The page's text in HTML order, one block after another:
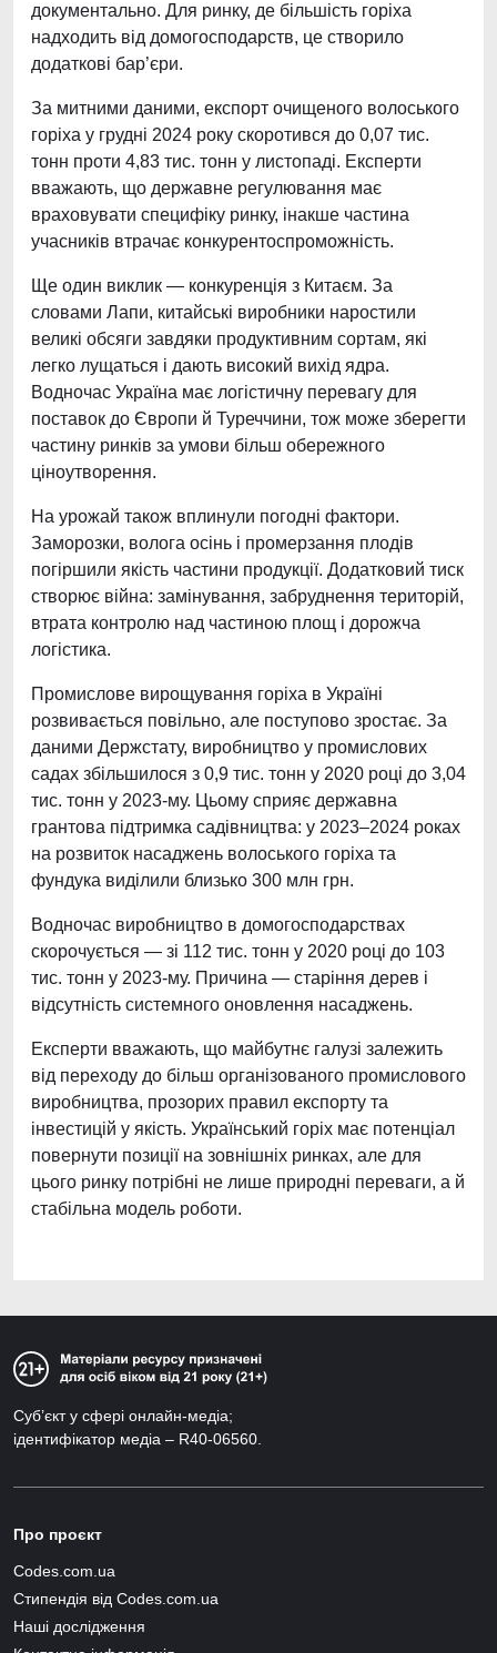
документально. Для ринку, де більшість горіха
надходить від домогосподарств, це створило
додаткові бар’єри.
За митними даними, експорт очищеного волоського
горіха у грудні 2024 року скоротився до 0,07 тис.
тонн проти 4,83 тис. тонн у листопаді. Експерти
вважають, що державне регулювання має
враховувати специфіку ринку, інакше частина
учасників втрачає конкурентоспроможність.
Ще один виклик — конкуренція з Китаєм. За
словами Лапи, китайські виробники наростили
великі обсяги завдяки продуктивним сортам, які
легко лущаться і дають високий вихід ядра.
Водночас Україна має логістичну перевагу для
поставок до Європи й Туреччини, тож може зберегти
частину ринків за умови більш обережного
ціноутворення.
На урожай також вплинули погодні фактори.
Заморозки, волога осінь і промерзання плодів
погіршили якість частини продукції. Додатковий тиск
створює війна: замінування, забруднення територій,
втрата контролю над частиною площ і дорожча
логістика.
Промислове вирощування горіха в Україні
розвивається повільно, але поступово зростає. За
даними Держстату, виробництво у промислових
садах збільшилося з 0,9 тис. тонн у 2020 році до 3,04
тис. тонн у 2023-му. Цьому сприяє державна
грантова підтримка садівництва: у 2023–2024 роках
на розвиток насаджень волоського горіха та
фундука виділили близько 300 млн грн.
Водночас виробництво в домогосподарствах
скорочується — зі 112 тис. тонн у 2020 році до 103
тис. тонн у 2023-му. Причина — старіння дерев і
відсутність системного оновлення насаджень.
Експерти вважають, що майбутнє галузі залежить
від переходу до більш організованого промислового
виробництва, прозорих правил експорту та
інвестицій у якість. Український горіх має потенціал
повернути позиції на зовнішніх ринках, але для
цього ринку потрібні не лише природні переваги, а й
стабільна модель роботи.
Суб’єкт у сфері онлайн-медіа;
ідентифікатор медіа – R40-06560.
Про проєкт
Codes.com.ua
Стипендія від Codes.com.ua
Наші дослідження